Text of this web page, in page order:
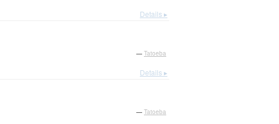
Details ▸
— Tatoeba
Details ▸
— Tatoeba